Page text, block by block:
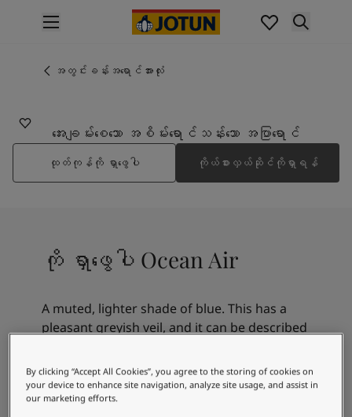
အတွင်းပိုင်းဆေးသုတ်ခြင်း
အိမ်အပြင်သုတ်ဆေးအမျိုးအစားများ
အရောင်များ
Interior Paint Colours
အတွင်းခန်းအရောင်အားလုံး
Colour Tools
အတွင်းခန်းအတွက် အတုယူစရာအသွင်အပြင်များ
အပြင်ပိုင်းအတွက် အတုယူစရာအသွင်အပြင်များ
ဆောင်းပါးများ
သင့်အိမ်အားဆေးဖြင့်အလှဆင်ပါ
အတွင်းခန်းအရောင်အားလုံး
အေးချမ်းစေသော အစိမ်းရောင်သန်းသော အပြာရောင်
ထုတ်ကုန်ကို ရှာဖွေပါ ကိုယ်စားလှယ်ဆိုင်ကိုရှာရန်
ကို ရှာဖွေပါ Ocean Air
A muted, lighter shade of blue. This has a
pleasant greyish veil, and it can be described
cool whites, muted beiges and a range of
grey tones, as well as with other deeper
blue-grey tones.
By clicking “Accept All Cookies”, you agree to the storing of cookies on
your device to enhance site navigation, analyze site usage, and assist in
our marketing efforts.